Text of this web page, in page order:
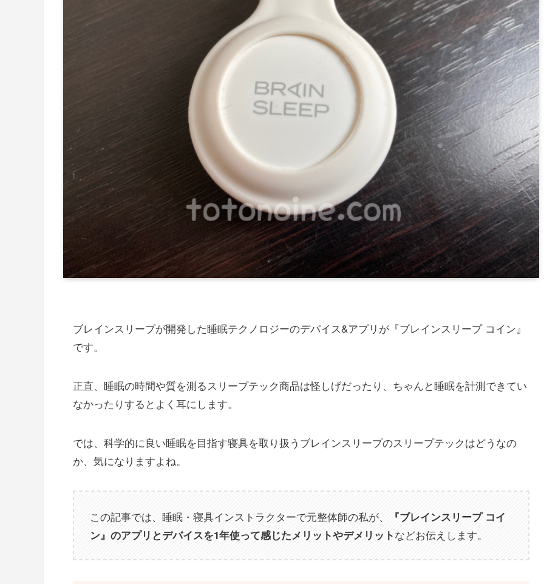
ブレインスリープが開発した睡眠テクノロジーのデバイス&アプリが『ブレインスリープ コイン』
です。
正直、睡眠の時間や質を測るスリープテック商品は怪しげだったり、ちゃんと睡眠を計測できてい
なかったりするとよく耳にします。
では、科学的に良い睡眠を目指す寝具を取り扱うブレインスリープのスリープテックはどうなの
か、気になりますよね。
この記事では、睡眠・寝具インストラクターで元整体師の私が、
『ブレインスリープ コイ
ン』のアプリとデバイスを1年使って感じたメリットやデメリットなどお伝えします。